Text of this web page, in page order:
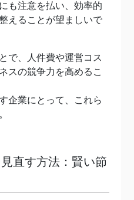
も注意を払い、効率的
えることが望ましいで
で、人件費や運営コス
スの競争力を高めるこ
企業にとって、これら
直す方法：賢い節